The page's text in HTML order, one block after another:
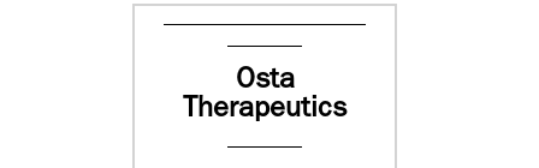
Osta
Therapeutics